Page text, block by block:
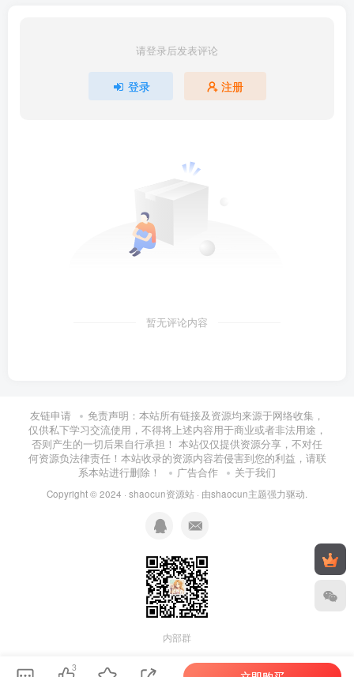
| | └──5.5树与二叉树的应用
| ├──06.第六章图
| | ├──7.1查找的基本概念
| | ├──7.2顺序查找和折半查找
| | ├──8.3交换排序
| | ├──8.4选择排序
| | ├──8.5归并排序和基数排序
| | └──8.7外部排序
| ├──1.1数据结构的基本概念
| | ├──101-【数据结构】1.1-选择1-5 .mp4 45.49M
| | └──102-【数据结构】1.1-综合1-2 .mp4 13.32M
| ├──1.2算法和算法评价
| | ├──103-【数据结构】1.2-选择1-5 .mp4 32.69M
请登录后发表评论
登录 注册
暂无评论内容
友链申请
免责声明：本站所有链接及资源均来源于网络收集，
仅供私下学习交流使用，不得将上述内容用于商业或者非法用途，
否则产生的一切后果自行承担！ 本站仅仅提供资源分享，不对任
何资源负法律责任！本站收录的资源内容若侵害到您的利益，请联
系本站进行删除！
广告合作 关于我们
Copyright © 2024 · shaocun资源站 · 由shaocun主题强力驱动.
内部群
3